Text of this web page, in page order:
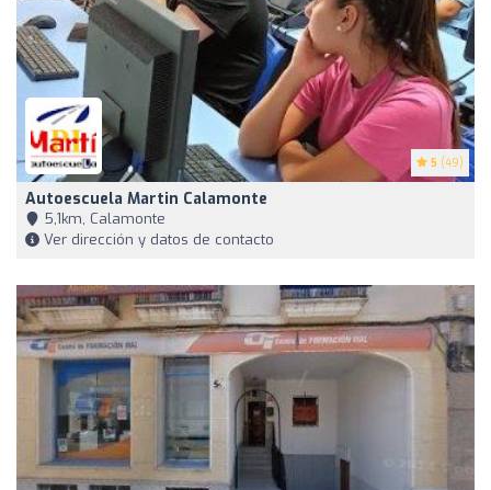
5 (49)
Autoescuela Martin Calamonte
5,1km, Calamonte
Ver dirección y datos de contacto